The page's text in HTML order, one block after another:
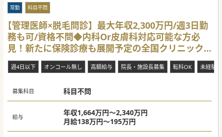
常勤 科目不問
【管理医師×脱毛問診】最大年収2,300万円/週3日勤
務も可/資格不問◆内科Or皮膚科対応可能な方必
見！新たに保険診療も展開予定の全国クリニック
[秋田県秋田市]
週4日以下 オンコール無し 高額給与 院長・施設長募集 転科OK 未経験
募集科目 科目不問
給与
年収1,664万円～2,340万円
月給138万円～195万円